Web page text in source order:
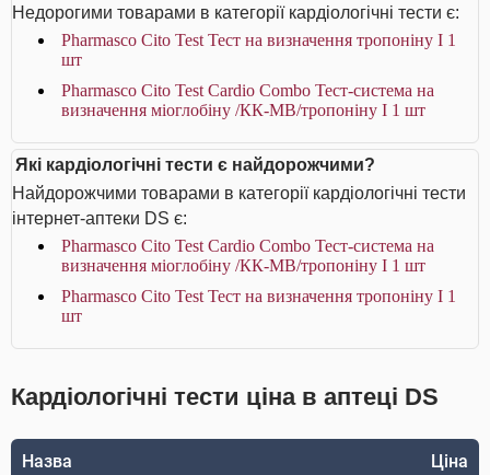
Недорогими товарами в категорії кардіологічні тести є:
Pharmasco Cito Test Тест на визначення тропоніну І 1
шт
Pharmasco Cito Test Cardio Combo Тест-система на
визначення міоглобіну /КК-МВ/тропоніну I 1 шт
Які кардіологічні тести є найдорожчими?
Найдорожчими товарами в категорії кардіологічні тести
інтернет-аптеки DS є:
Pharmasco Cito Test Cardio Combo Тест-система на
визначення міоглобіну /КК-МВ/тропоніну I 1 шт
Pharmasco Cito Test Тест на визначення тропоніну І 1
шт
Кардіологічні тести ціна в аптеці DS
Назва Ціна